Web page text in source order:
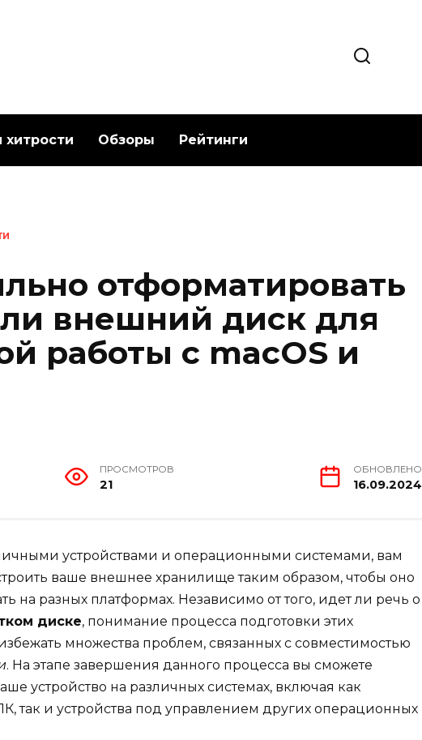
хитрости Обзоры Рейтинги
отформатировать
внешний диск для
работы с macOS и
ПРОСМОТРОВ
21
ОБНОВЛЕНО
16.09.2024
устройствами и операционными системами, вам
ваше внешнее хранилище таким образом, чтобы оно
на разных платформах. Независимо от того, идет ли речь о
диске, понимание процесса подготовки этих
множества проблем, связанных с совместимостью
. На этапе завершения данного процесса вы сможете
устройство на различных системах, включая как
так и устройства под управлением других операционных